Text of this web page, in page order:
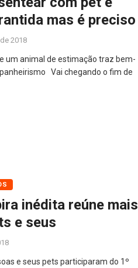
mas é preciso
2018
um animal de estimação traz bem-
Vai chegando o fim de
inédita reúne mais
e seus
e seus pets participaram do 1º